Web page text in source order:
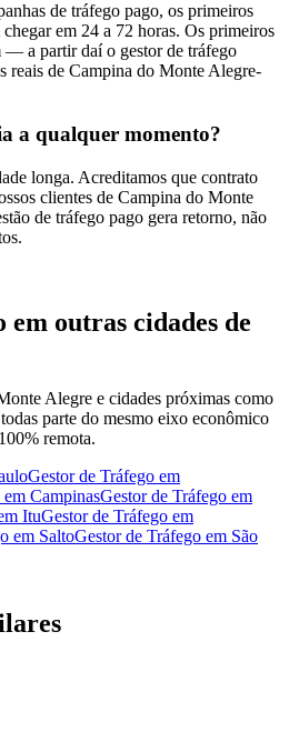
de tráfego pago, os primeiros
em 24 a 72 horas. Os primeiros
— a partir daí o gestor de tráfego
reais de Campina do Monte Alegre-
a qualquer momento?
longa. Acreditamos que contrato
clientes de Campina do Monte
de tráfego pago gera retorno, não
em outras cidades de
Alegre e cidades próximas como
parte do mesmo eixo econômico
remota.
Gestor de Tráfego em
em CampinasGestor de Tráfego em
ItuGestor de Tráfego em
em SaltoGestor de Tráfego em São